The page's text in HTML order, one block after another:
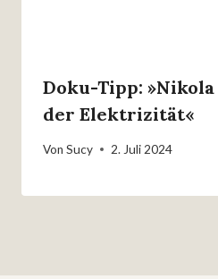
Doku-Tipp:
der Elektrizität«
Von Sucy 2. Juli 2024